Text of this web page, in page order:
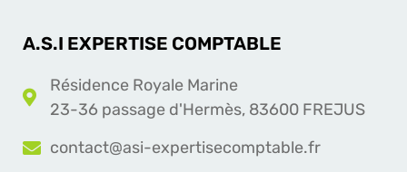
A.S.I EXPERTISE COMPTABLE
Résidence Royale Marine
23-36 passage d'Hermès, 83600 FREJUS
contact@asi-expertisecomptable.fr